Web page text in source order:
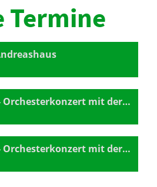
Termine
Chorklang hoch³ - Orchesterkonzert mit der Kantorei St. Peter
Chorklang hoch³ - Orchesterkonzert mit der Kantorei St. Peter